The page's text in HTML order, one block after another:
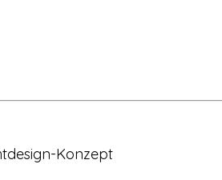
Konzept